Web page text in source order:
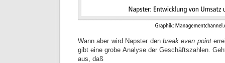
Wann aber wird Napster den break even point
gibt eine grobe Analyse der Geschäftszahlen.
aus, daß